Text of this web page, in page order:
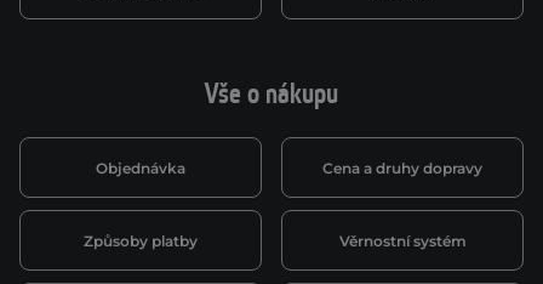
Vše o nákupu
Objednávka Cena a druhy dopravy
Způsoby platby Věrnostní systém